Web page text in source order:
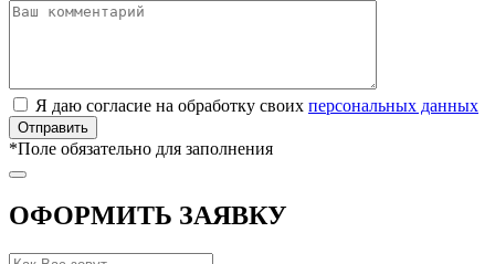
Я даю согласие на обработку своих персональных данных
*Поле обязательно для заполнения
ОФОРМИТЬ ЗАЯВКУ